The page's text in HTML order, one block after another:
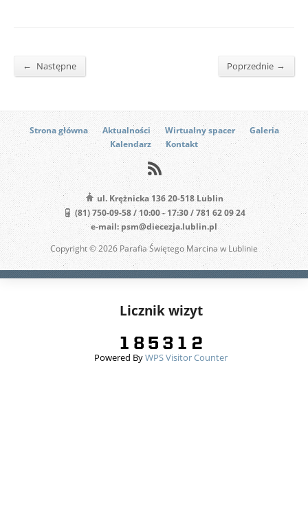
← Następne Poprzednie →
Strona główna Aktualności Wirtualny spacer
Galeria
Kalendarz
Kontakt
ul. Krężnicka 136 20-518 Lublin
(81) 750-09-58 / 10:00 - 17:30 / 781 62 09 24
e-mail: psm@diecezja.lublin.pl
Copyright © 2026 Parafia Świętego Marcina w Lublinie
Licznik wizyt
Powered ByWPS Visitor Counter